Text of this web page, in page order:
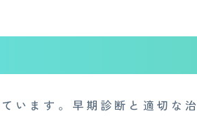
います。早期診断と適切な治